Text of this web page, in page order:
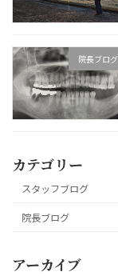
院長ブログ
カテゴリー
スタッフブログ
院長ブログ
アーカイブ